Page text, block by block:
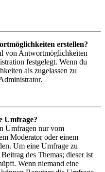
erstellen?
von Antwortmöglichkeiten
festgelegt. Wenn du
als zugelassen zu
Umfrage?
Umfragen nur vom
Moderator oder einem
Um eine Umfrage zu
des Themas; dieser ist
Wenn niemand eine